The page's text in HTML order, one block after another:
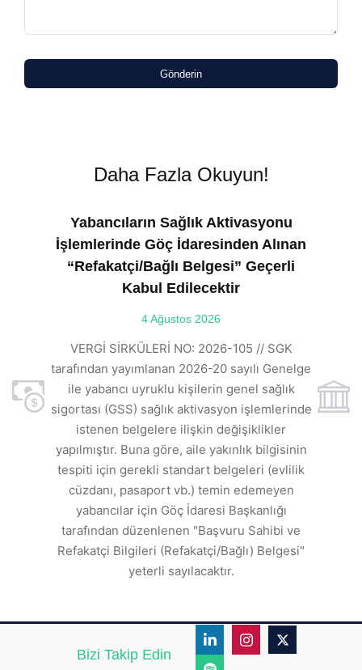
Gönderin
Daha Fazla Okuyun!
Yabancıların Sağlık Aktivasyonu
İşlemlerinde Göç İdaresinden Alınan
“Refakatçi/Bağlı Belgesi” Geçerli
Kabul Edilecektir
4 Ağustos 2026
VERGİ SİRKÜLERİ NO: 2026-105 // SGK
tarafından yayımlanan 2026-20 sayılı Genelge
ile yabancı uyruklu kişilerin genel sağlık
sigortası (GSS) sağlık aktivasyon işlemlerinde
istenen belgelere ilişkin değişiklikler
yapılmıştır. Buna göre, aile yakınlık bilgisinin
tespiti için gerekli standart belgeleri (evlilik
cüzdanı, pasaport vb.) temin edemeyen
yabancılar için Göç İdaresi Başkanlığı
tarafından düzenlenen "Başvuru Sahibi ve
Refakatçi Bilgileri (Refakatçi/Bağlı) Belgesi"
yeterli sayılacaktır.
Bizi Takip Edin